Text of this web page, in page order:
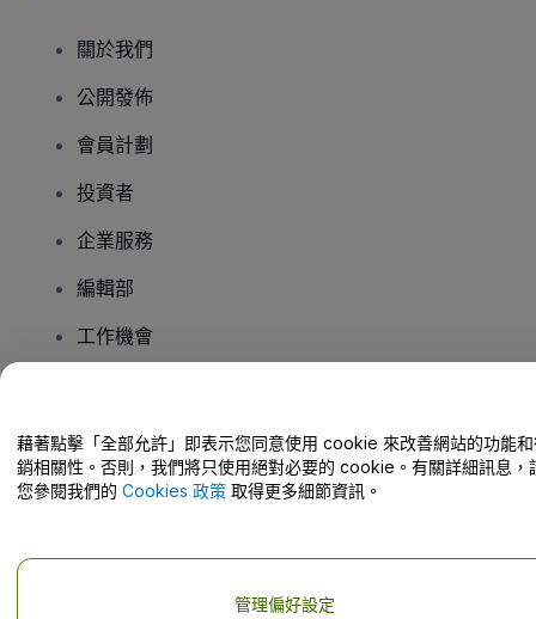
關於我們
公開發佈
會員計劃
投資者
企業服務
編輯部
工作機會
幫助中心 / 聯絡我們
藉著點擊「全部允許」即表示您同意使用 cookie 來改善網站的功能
銷相關性。否則，我們將只使用絕對必要的 cookie。有關詳細訊息，
您參閱我們的 Cookies 政策 取得更多細節資訊。
管理偏好設定